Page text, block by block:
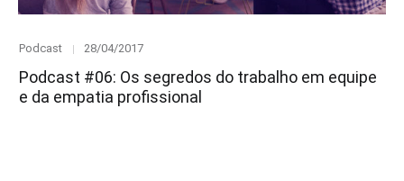
Category
Podcast
Posted
28/04/2017
Podcast #06: Os segredos do trabalho em equipe
e da empatia profissional